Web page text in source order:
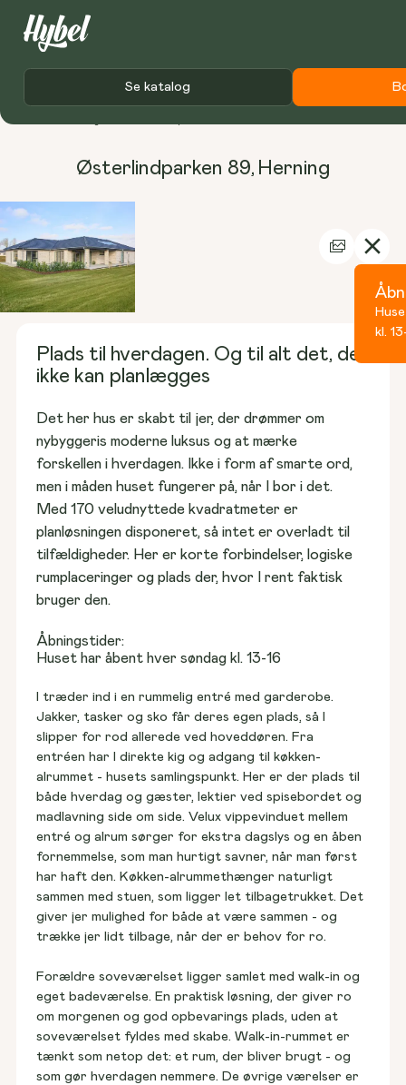
Grunde til salg
Huse til salg
Vælg et hjem, der står klar
Rækkehuse til salg
Vores første Hybel
Se vores fastpris-koncept
Kundehuse
Blog & viden
Nyheder, anbefalinger og tips
Se katalog
Østerlindparken 89, Herning
kl.
Plads til hverdagen. Og til alt det, der
ikke kan planlægges
Det her hus er skabt til jer, der drømmer om
nybyggeris moderne luksus og at mærke
forskellen i hverdagen. Ikke i form af smarte ord,
men i måden huset fungerer på, når I bor i det.
Med 170 veludnyttede kvadratmeter er
planløsningen disponeret, så intet er overladt til
tilfældigheder. Her er korte forbindelser, logiske
rumplaceringer og plads der, hvor I rent faktisk
bruger den.
Åbningstider:
Huset har åbent hver søndag kl. 13-16
I træder ind i en rummelig entré med garderobe.
Jakker, tasker og sko får deres egen plads, så I
slipper for rod allerede ved hoveddøren. Fra
entréen har I direkte kig og adgang til køkken-
alrummet - husets samlingspunkt. Her er der plads til
både hverdag og gæster, lektier ved spisebordet og
madlavning side om side. Velux vippevinduet mellem
entré og alrum sørger for ekstra dagslys og en åben
fornemmelse, som man hurtigt savner, når man først
har haft den. Køkken-alrummethænger naturligt
sammen med stuen, som ligger let tilbagetrukket. Det
giver jer mulighed for både at være sammen - og
trække jer lidt tilbage, når der er behov for ro.
Forældre soveværelset ligger samlet med walk-in og
eget badeværelse. En praktisk løsning, der giver ro
om morgenen og god opbevarings plads, uden at
soveværelset fyldes med skabe. Walk-in-rummet er
tænkt som netop det: et rum, der bliver brugt - og
som gør hverdagen nemmere. De øvrige værelser er